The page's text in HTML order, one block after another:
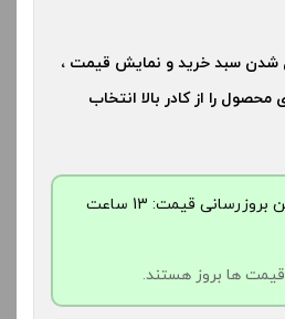
شدن سبد خرید و نمایش قیمت ،
محصول را از کادر بالا انتخاب
آخرین بروزرسانی قیمت: 13 ساعت
ها بروز هستند.